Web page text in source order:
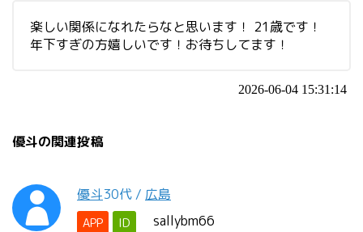
楽しい関係になれたらなと思います！ 21歳です！
年下すぎの方嬉しいです！お待ちしてます！
2026-06-04 15:31:14
優斗の関連投稿
優斗30代 / 広島
APP ID sallybm66